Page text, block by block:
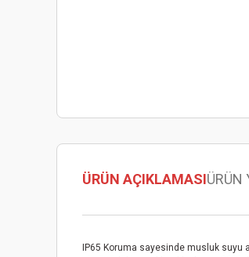
ÜRÜN AÇIKLAMASIÜRÜN
IP65 Koruma sayesinde musluk suyu